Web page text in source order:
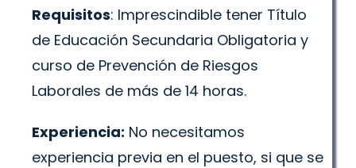
Requisitos: Imprescindible tener Título
de Educación Secundaria Obligatoria y
curso de Prevención de Riesgos
Laborales de más de 14 horas.
Experiencia: No necesitamos
experiencia previa en el puesto, si que se